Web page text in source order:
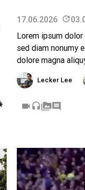
Lecker Lee
17.06.2026 update
Lorem ipsum
sed diam nonumy
dolore magna
videocam headsetperm_mediacomment